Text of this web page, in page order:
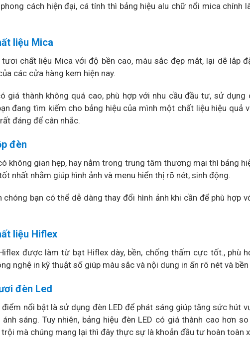
cách hiện đại, cá tính thì bảng hiệu alu chữ nổi mica chính
liệu Mica
chất liệu Mica với độ bền cao, màu sắc đẹp mắt, lại dễ lắp
các cửa hàng kem hiện nay.
giá thành không quá cao, phù hợp với nhu cầu đầu tư, sử
đang tìm kiếm cho bảng hiệu của mình một chất liệu hiệu quả
đáng để cân nhắc.
đèn
không gian hẹp, hay nằm trong trung tâm thương mại thì bảng
nhất nhằm giúp hình ảnh và menu hiển thị rõ nét, sinh động.
bạn có thể dễ dàng thay đổi hình ảnh khi cần để phù hợp
liệu Hiflex
được làm từ bạt Hiflex dày, bền, chống thấm cực tốt., phù
nghệ in kỹ thuật số giúp màu sắc và nội dung in ấn rõ nét và bền
đèn Led
điểm nổi bật là sử dụng đèn LED để phát sáng giúp tăng sức hút
sáng. Tuy nhiên, bảng hiệu đèn LED có giá thành cao hơn
mà chúng mang lại thì đây thực sự là khoản đầu tư hoàn toàn